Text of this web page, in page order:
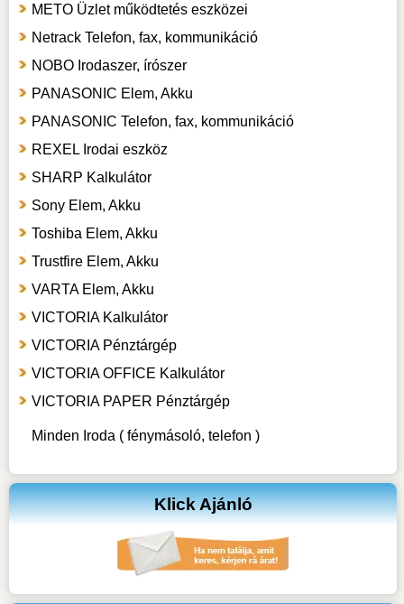
METO Üzlet működtetés eszközei
Netrack Telefon, fax, kommunikáció
NOBO Irodaszer, írószer
PANASONIC Elem, Akku
PANASONIC Telefon, fax, kommunikáció
REXEL Irodai eszköz
SHARP Kalkulátor
Sony Elem, Akku
Toshiba Elem, Akku
Trustfire Elem, Akku
VARTA Elem, Akku
VICTORIA Kalkulátor
VICTORIA Pénztárgép
VICTORIA OFFICE Kalkulátor
VICTORIA PAPER Pénztárgép
Minden Iroda ( fénymásoló, telefon )
Klick Ajánló